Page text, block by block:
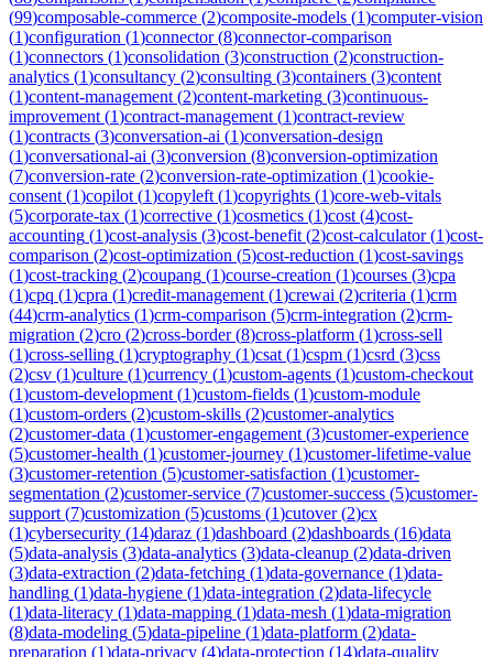
(99)composable-commerce (2)composite-models (1)computer-vision
(1)configuration (1)connector(8)connector-comparison
(1)connectors (1)consolidation (3)construction (2)construction-
analytics (1)consultancy (2)consulting (3)containers (3)content
(1)content-management (2)content-marketing (3)continuous-
improvement (1)contract-management (1)contract-review
(1)contracts (3)conversation-ai (1)conversation-design
(1)conversational-ai (3)conversion (8)conversion-optimization
(7)conversion-rate (2)conversion-rate-optimization (1)cookie-
consent (1)copilot (1)copyleft (1)copyrights (1)core-web-vitals
(5)corporate-tax (1)corrective (1)cosmetics (1)cost (4)cost-
accounting (1)cost-analysis (3)cost-benefit (2)cost-calculator(1)cost-
comparison (2)cost-optimization (5)cost-reduction (1)cost-savings
(1)cost-tracking (2)coupang (1)course-creation (1)courses (3)cpa
(1)cpq (1)cpra (1)credit-management (1)crewai (2)criteria (1)crm
(44)crm-analytics (1)crm-comparison (5)crm-integration (2)crm-
migration (2)cro (2)cross-border(8)cross-platform (1)cross-sell
(1)cross-selling (1)cryptography (1)csat (1)cspm (1)csrd (3)css
(2)csv (1)culture (1)currency (1)custom-agents (1)custom-checkout
(1)custom-development (1)custom-fields (1)custom-module
(1)custom-orders (2)custom-skills (2)customer-analytics
(2)customer-data (1)customer-engagement (3)customer-experience
(5)customer-health (1)customer-journey (1)customer-lifetime-value
(3)customer-retention (5)customer-satisfaction (1)customer-
segmentation (2)customer-service (7)customer-success (5)customer-
support (7)customization (5)customs (1)cutover(2)cx
(1)cybersecurity (14)daraz (1)dashboard (2)dashboards (16)data
(5)data-analysis (3)data-analytics (3)data-cleanup (2)data-driven
(3)data-extraction (2)data-fetching (1)data-governance (1)data-
handling (1)data-hygiene (1)data-integration (2)data-lifecycle
(1)data-literacy (1)data-mapping (1)data-mesh (1)data-migration
(8)data-modeling (5)data-pipeline (1)data-platform (2)data-
preparation (1)data-privacy (4)data-protection (14)data-quality